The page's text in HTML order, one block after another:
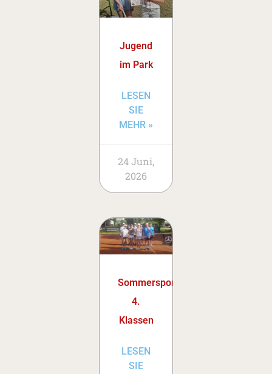
Jugend
im Park
LESEN
SIE
MEHR »
24 Juni,
2026
Sommersportwoche
4.
Klassen
LESEN
SIE